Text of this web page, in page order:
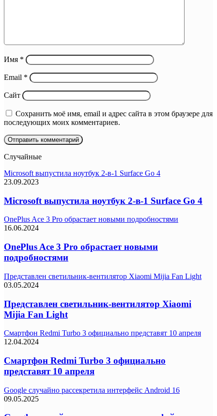
Имя *
Email *
Сайт
Сохранить моё имя, email и адрес сайта в этом браузере для
последующих моих комментариев.
Случайные
Microsoft выпустила ноутбук 2-в-1 Surface Go 4
23.09.2023
Microsoft выпустила ноутбук 2-в-1 Surface Go 4
OnePlus Ace 3 Pro обрастает новыми подробностями
16.06.2024
OnePlus Ace 3 Pro обрастает новыми
подробностями
Представлен светильник-вентилятор Xiaomi Mijia Fan Light
03.05.2024
Представлен светильник-вентилятор Xiaomi
Mijia Fan Light
Смартфон Redmi Turbo 3 официально представят 10 апреля
12.04.2024
Смартфон Redmi Turbo 3 официально
представят 10 апреля
Google случайно рассекретила интерфейс Android 16
09.05.2025